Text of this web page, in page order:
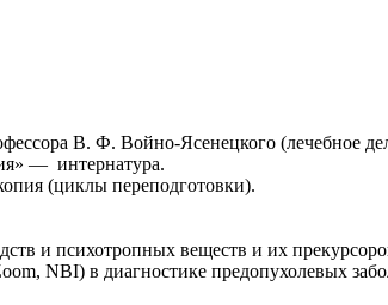
В. Ф. Войно-Ясенецкого (лечебное
— интернатура.
(циклы переподготовки).
и психотропных веществ и их
NBI) в диагностике предопухолевых